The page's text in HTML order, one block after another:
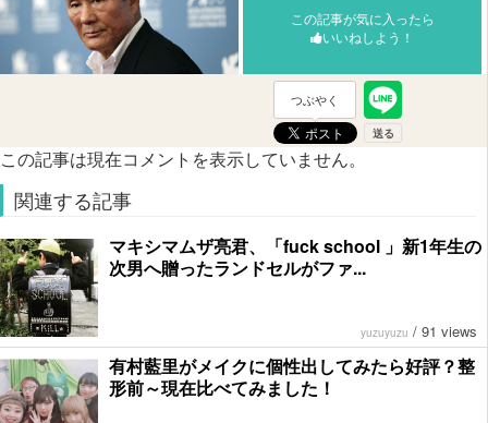
この記事が気に入ったら
いいねしよう！
つぶやく
この記事は現在コメントを表示していません。
関連する記事
マキシマムザ亮君、「fuck school 」新1年生の
次男へ贈ったランドセルがファ...
yuzuyuzu / 91 views
有村藍里がメイクに個性出してみたら好評？整
形前～現在比べてみました！